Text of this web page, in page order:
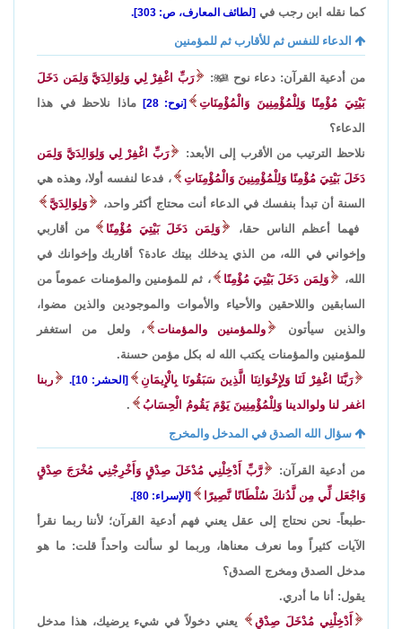
كما نقله ابن رجب في [لطائف المعارف، ص: 303].
الدعاء للنفس ثم للأقارب ثم للمؤمنين
من أدعية القرآن: دعاء نوح 
:
رَبِّ اغْفِرْ لِي وَلِوَالِدَيَّ وَلِمَن دَخَلَ
بَيْتِيَ مُؤْمِنًا وَلِلْمُؤْمِنِينَ وَالْمُؤْمِنَاتِ
[نوح: 28]
ماذا نلاحظ في هذا
الدعاء؟
نلاحظ الترتيب من الأقرب إلى الأبعد:
رَبِّ اغْفِرْ لِي وَلِوَالِدَيَّ وَلِمَن
دَخَلَ بَيْتِيَ مُؤْمِنًا وَلِلْمُؤْمِنِينَ وَالْمُؤْمِنَاتِ
، فدعا لنفسه أولا، وهذه هي
السنة أن تبدأ بنفسك في الدعاء أنت محتاج أكثر واحد،
وَلِوَالِدَيَّ
فهما أعظم الناس حقا،
وَلِمَن دَخَلَ بَيْتِيَ مُؤْمِنًا
من أقاربي
وإخواني في الله، من الذي يدخلك بيتك عادة؟ أقاربك وإخوانك في
الله،
وَلِمَن دَخَلَ بَيْتِيَ مُؤْمِنًا
، ثم للمؤمنين والمؤمنات عموماً من
السابقين واللاحقين والأحياء والأموات والموجودين والذين مضوا،
والذين سيأتون
وللمؤمنين والمؤمنات
، ولعل من استغفر
للمؤمنين والمؤمنات يكتب الله له بكل مؤمن حسنة.
رَبَّنَا اغْفِرْ لَنَا وَلِإِخْوَانِنَا الَّذِينَ سَبَقُونَا بِالْإِيمَانِ
[الحشر: 10].
ربنا
اغفر لنا ولوالدينا وَلِلْمُؤْمِنِينَ يَوْمَ يَقُومُ الْحِسَابُ
.
سؤال الله الصدق في المدخل والمخرج
من أدعية القرآن:
رَّبِّ أَدْخِلْنِي مُدْخَلَ صِدْقٍ وَأَخْرِجْنِي مُخْرَجَ صِدْقٍ
وَاجْعَل لِّي مِن لَّدُنكَ سُلْطَانًا نَّصِيرًا
[الإسراء: 80].
-طبعاً- نحن نحتاج إلى عقل يعني فهم أدعية القرآن؛ لأننا ربما نقرأ
الآيات كثيراً وما نعرف معناها، وربما لو سألت واحداً قلت: ما هو
مدخل الصدق ومخرج الصدق؟
يقول: أنا ما أدري.
أَدْخِلْنِي مُدْخَلَ صِدْقٍ
يعني دخولاً في شيء يرضيك، هذا مدخل